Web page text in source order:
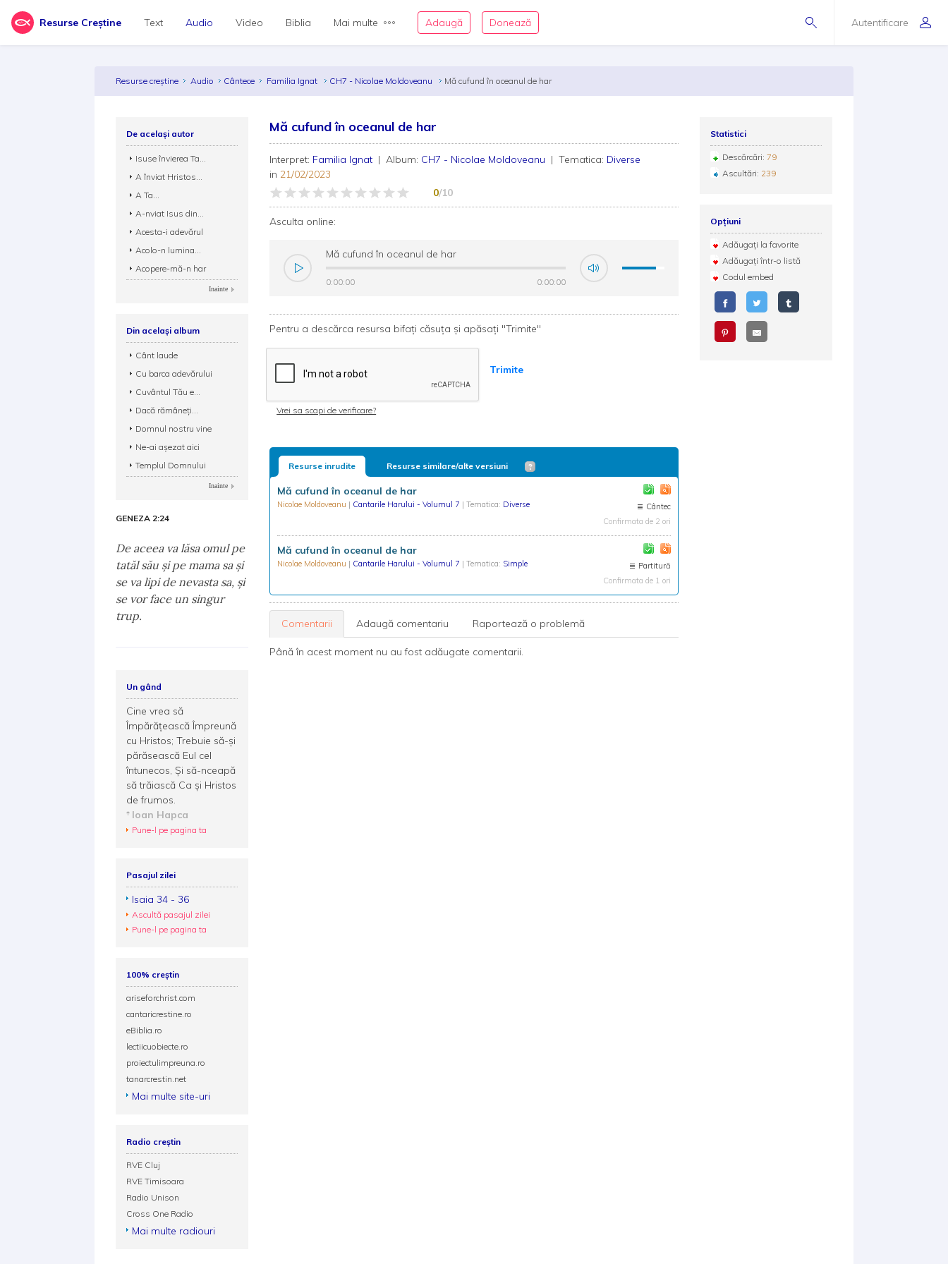
Resurse Creștine Autentificare
Text Audio Video Biblia Mai multe Adaugă Donează
Resurse creștine Audio Cântece Familia Ignat CH7 - Nicolae Moldoveanu Mă cufund în oceanul de har
Mă cufund în oceanul de har
Interpret: Familia Ignat | Album: CH7 - Nicolae Moldoveanu | Tematica: Diverse
in 21/02/2023
0/10
Asculta online:
Mă cufund în oceanul de har
0:00:00 0:00:00
0:00:00 0:00:00
Pentru a descărca resursa bifați căsuța și apăsați "Trimite"
Trimite
Vrei sa scapi de verificare?
Resurse inrudite Resurse similare/alte versiuni
Mă cufund în oceanul de har
Nicolae Moldoveanu | Cantarile Harului - Volumul 7 | Tematica: Diverse
Cântec
Confirmata de 2 ori
Mă cufund în oceanul de har
Nicolae Moldoveanu | Cantarile Harului - Volumul 7 | Tematica: Simple
Partitură
Confirmata de 1 ori
Comentarii Adaugă comentariu Raportează o problemă
Până în acest moment nu au fost adăugate comentarii.
Statistici
Descărcări: 79
Ascultări: 239
Opțiuni
Adăugați la favorite
Adăugați într-o listă
Codul embed
De același autor
Isuse învierea Ta...
A înviat Hristos...
A Ta...
A-nviat Isus din...
Acesta-i adevărul
Acolo-n lumina...
Acopere-mă-n har
Inainte
Din același album
Cânt laude
Cu barca adevărului
Cuvântul Tău e...
Dacă rămâneți...
Domnul nostru vine
Ne-ai așezat aici
Templul Domnului
Inainte
GENEZA 2:24
De aceea va lăsa omul pe
tatăl său şi pe mama sa şi
se va lipi de nevasta sa, şi
se vor face un singur
trup.
Un gând
Cine vrea să
Împărățească Împreună
cu Hristos; Trebuie să-și
părăsească Eul cel
întunecos, Și să-nceapă
să trăiască Ca și Hristos
de frumos.
Ioan Hapca
Pune-l pe pagina ta
Pasajul zilei
Isaia 34 - 36
Ascultă pasajul zilei
Pune-l pe pagina ta
100% creștin
ariseforchrist.com
cantaricrestine.ro
eBiblia.ro
lectiicuobiecte.ro
proiectulimpreuna.ro
tanarcrestin.net
Mai multe site-uri
Radio creștin
RVE Cluj
RVE Timisoara
Radio Unison
Cross One Radio
Mai multe radiouri